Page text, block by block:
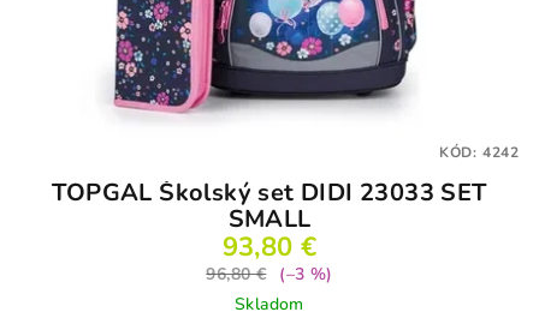
TOPGAL Školský set DIDI 23033 SET
SMALL
93,80 €
96,80 €
(–3 %)
Skladom
KÓD: 4242